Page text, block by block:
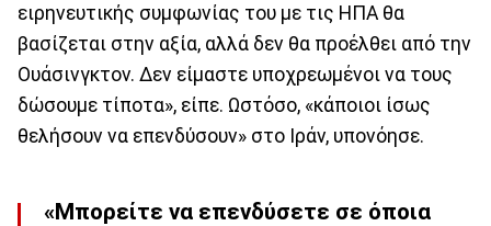
ειρηνευτικής συμφωνίας του με τις ΗΠΑ θα
βασίζεται στην αξία, αλλά δεν θα προέλθει από την
Ουάσινγκτον. Δεν είμαστε υποχρεωμένοι να τους
δώσουμε τίποτα», είπε. Ωστόσο, «κάποιοι ίσως
θελήσουν να επενδύσουν» στο Ιράν, υπονόησε.
«Μπορείτε να επενδύσετε σε όποια